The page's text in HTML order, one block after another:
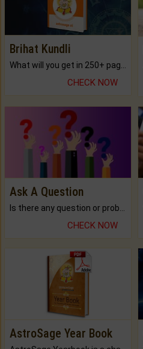
Brihat Kundli
CHECK NOW
Ask A Question
CHECK NOW
AstroSage Year Book